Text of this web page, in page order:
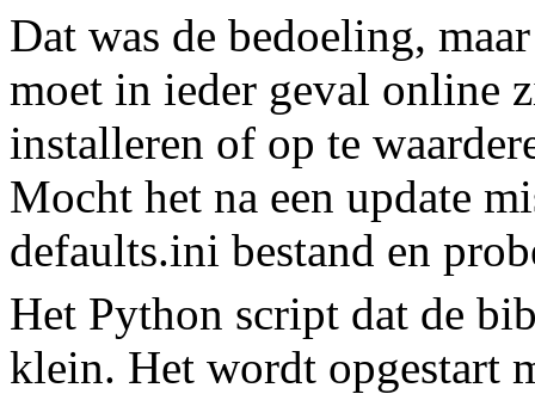
Dat was de bedoeling,
moet in ieder geval online
installeren of op te
Mocht het na een update
defaults.ini bestand en
Het Python script dat de
klein. Het wordt opgestart